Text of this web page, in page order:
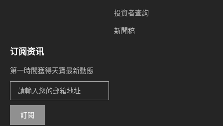
投資者查詢
新聞稿
订阅资讯
第一時間獲得天寶最新動態
訂閱